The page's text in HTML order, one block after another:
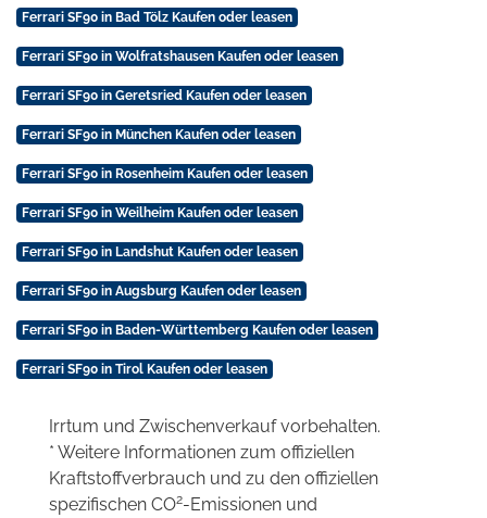
Ferrari SF90 in Bad Tölz Kaufen oder leasen
Ferrari SF90 in Wolfratshausen Kaufen oder leasen
Ferrari SF90 in Geretsried Kaufen oder leasen
Ferrari SF90 in München Kaufen oder leasen
Ferrari SF90 in Rosenheim Kaufen oder leasen
Ferrari SF90 in Weilheim Kaufen oder leasen
Ferrari SF90 in Landshut Kaufen oder leasen
Ferrari SF90 in Augsburg Kaufen oder leasen
Ferrari SF90 in Baden-Württemberg Kaufen oder leasen
Ferrari SF90 in Tirol Kaufen oder leasen
Irrtum und Zwischenverkauf vorbehalten.
* Weitere Informationen zum offiziellen
Kraftstoffverbrauch und zu den offiziellen
spezifischen CO2-Emissionen und